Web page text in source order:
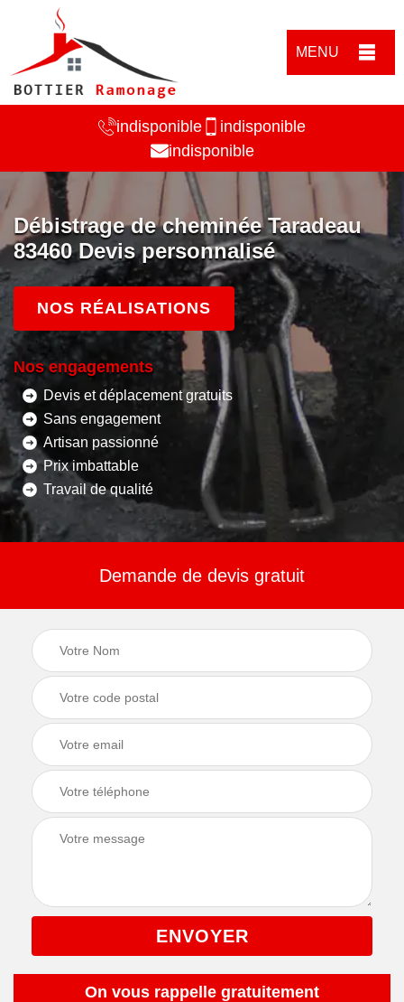
MENU
indisponible
indisponible
indisponible
Débistrage de cheminée Taradeau
83460 Devis personnalisé
NOS RÉALISATIONS
Nos engagements
Devis et déplacement gratuits
Sans engagement
Artisan passionné
Prix imbattable
Travail de qualité
Demande de devis gratuit
On vous rappelle gratuitement